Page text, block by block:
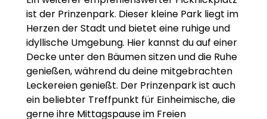
ist der Prinzenpark. Dieser kleine Park liegt im
Herzen der Stadt und bietet eine ruhige und
idyllische Umgebung. Hier kannst du auf einer
Decke unter den Bäumen sitzen und die Ruhe
genießen, während du deine mitgebrachten
Leckereien genießt. Der Prinzenpark ist auch
ein beliebter Treffpunkt für Einheimische, die
gerne ihre Mittagspause im Freien